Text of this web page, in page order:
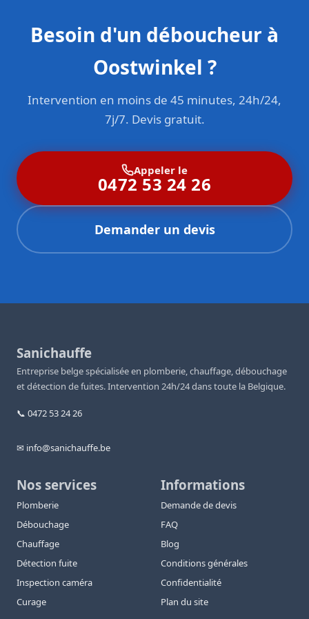
Besoin d'un déboucheur à
Oostwinkel ?
Intervention en moins de 45 minutes, 24h/24,
7j/7. Devis gratuit.
Appeler le
0472 53 24 26
Demander un devis
Sanichauffe
Entreprise belge spécialisée en plomberie, chauffage, débouchage
et détection de fuites. Intervention 24h/24 dans toute la Belgique.
📞 0472 53 24 26
✉ info@sanichauffe.be
Nos services
Plomberie
Débouchage
Chauffage
Détection fuite
Inspection caméra
Curage
Informations
Demande de devis
FAQ
Blog
Conditions générales
Confidentialité
Plan du site